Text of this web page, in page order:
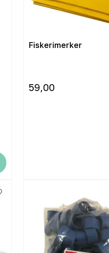
Fiskerimerker
59,00